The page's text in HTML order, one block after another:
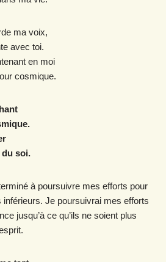
ma voix,
avec toi.
en moi
cosmique.
du soi.
à poursuivre mes efforts pour
Je poursuivrai mes efforts
jusqu’à ce qu’ils ne soient plus